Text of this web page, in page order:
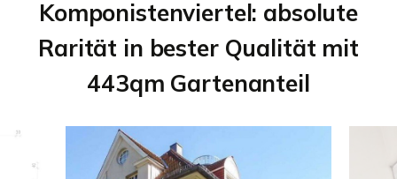
Komponistenviertel: absolute
Rarität in bester Qualität mit
443qm Gartenanteil